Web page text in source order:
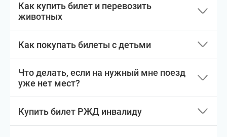
Как купить билет и перевозить
животных
Как покупать билеты с детьми
Что делать, если на нужный мне поезд
уже нет мест?
Купить билет РЖД инвалиду